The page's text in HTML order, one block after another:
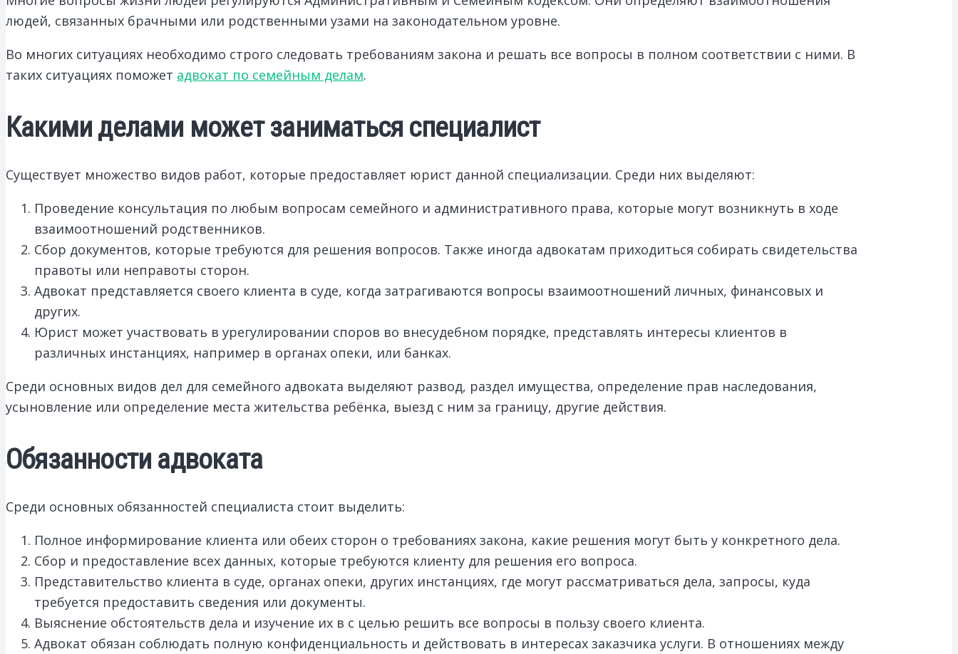
людей, связанных брачными или родственными узами на законодательном уровне.
Во многих ситуациях необходимо строго следовать требованиям закона и решать все вопросы в полном соответствии с ними. В
таких ситуациях поможет адвокат по семейным делам.
Какими делами может заниматься специалист
Существует множество видов работ, которые предоставляет юрист данной специализации. Среди них выделяют:
Проведение консультация по любым вопросам семейного и административного права, которые могут возникнуть в ходе
взаимоотношений родственников.
Сбор документов, которые требуются для решения вопросов. Также иногда адвокатам приходиться собирать свидетельства
правоты или неправоты сторон.
Адвокат представляется своего клиента в суде, когда затрагиваются вопросы взаимоотношений личных, финансовых и
других.
Юрист может участвовать в урегулировании споров во внесудебном порядке, представлять интересы клиентов в
различных инстанциях, например в органах опеки, или банках.
Среди основных видов дел для семейного адвоката выделяют развод, раздел имущества, определение прав наследования,
усыновление или определение места жительства ребёнка, выезд с ним за границу, другие действия.
Обязанности адвоката
Среди основных обязанностей специалиста стоит выделить:
Полное информирование клиента или обеих сторон о требованиях закона, какие решения могут быть у конкретного дела.
Сбор и предоставление всех данных, которые требуются клиенту для решения его вопроса.
Представительство клиента в суде, органах опеки, других инстанциях, где могут рассматриваться дела, запросы, куда
требуется предоставить сведения или документы.
Выяснение обстоятельств дела и изучение их в с целью решить все вопросы в пользу своего клиента.
Адвокат обязан соблюдать полную конфиденциальность и действовать в интересах заказчика услуги. В отношениях между